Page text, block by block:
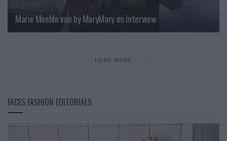
Marie Moehle von by MaryMary im Interview
LOAD MORE
FACES FASHION EDITORIALS